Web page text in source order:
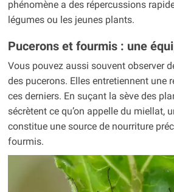
phénomène a des répercussions
légumes ou les jeunes plants.
Pucerons et fourmis : une
Vous pouvez aussi souvent observer
des pucerons. Elles entretiennent une
ces derniers. En suçant la sève des
sécrètent ce qu’on appelle du miellat,
constitue une source de nourriture
fourmis.